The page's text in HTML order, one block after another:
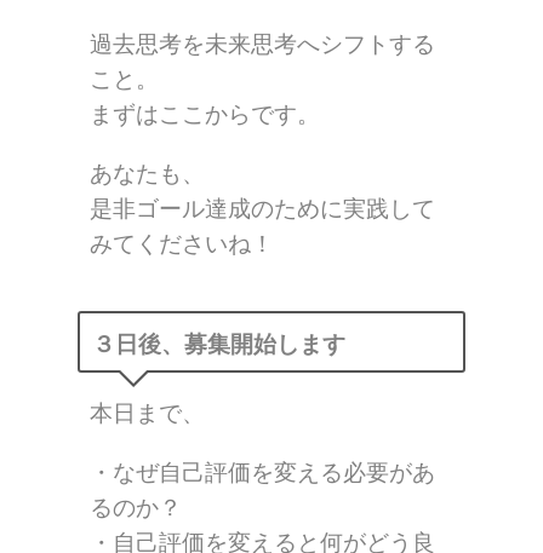
過去思考を未来思考へシフトする
こと。
まずはここからです。
あなたも、
是非ゴール達成のために実践して
みてくださいね！
３日後、募集開始します
本日まで、
・なぜ自己評価を変える必要があ
るのか？
・自己評価を変えると何がどう良